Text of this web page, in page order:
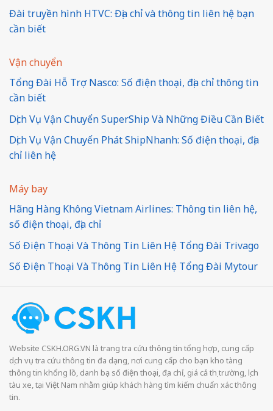
Đài truyền hình HTVC: Địa chỉ và thông tin liên hệ bạn
cần biết
Vận chuyển
Tổng Đài Hỗ Trợ Nasco: Số điện thoại, địa chỉ thông tin
cần biết
Dịch Vụ Vận Chuyển SuperShip Và Những Điều Cần Biết
Dịch Vụ Vận Chuyển Phát ShipNhanh: Số điện thoại, địa
chỉ liên hệ
Máy bay
Hãng Hàng Không Vietnam Airlines: Thông tin liên hệ,
số điện thoại, địa chỉ
Số Điện Thoại Và Thông Tin Liên Hệ Tổng Đài Trivago
Số Điện Thoại Và Thông Tin Liên Hệ Tổng Đài Mytour
Website CSKH.ORG.VN là trang tra cứu thông tin tổng hợp, cung cấp
dịch vụ tra cứu thông tin đa dạng, nơi cung cấp cho bạn kho tàng
thông tin khổng lồ, danh bạ số điện thoại, địa chỉ, giá cả thị trường, lịch
tàu xe, tại Việt Nam nhằm giúp khách hàng tìm kiếm chuẩn xác thông
tin.